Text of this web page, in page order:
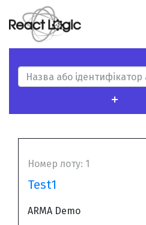
Номер лоту: 1
Test1
ARMA Demo